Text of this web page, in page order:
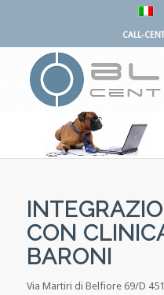
CALL-
CON
BARONI
Via Martiri di Belfiore 69/D